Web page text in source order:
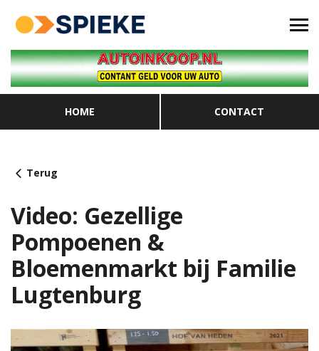
HOME CONTACT
Terug
Video: Gezellige
Pompoenen &
Bloemenmarkt bij Familie
Lugtenburg